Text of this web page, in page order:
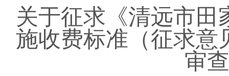
关于征求《清远市
施收费标准（征求意
审